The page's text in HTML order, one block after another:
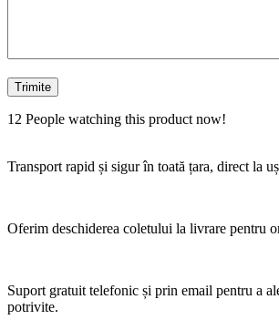
12 People watching this product now!
Transport rapid și sigur în toată țara, direct la
Oferim deschiderea coletului la livrare pentru
Suport gratuit telefonic și prin email pentru a
potrivite.